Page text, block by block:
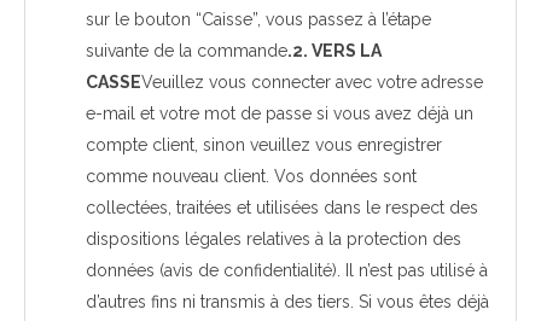
sur le bouton “Caisse”, vous passez à l’étape
suivante de la commande.2. VERS LA
CASSEVeuillez vous connecter avec votre adresse
e-mail et votre mot de passe si vous avez déjà un
compte client, sinon veuillez vous enregistrer
comme nouveau client. Vos données sont
collectées, traitées et utilisées dans le respect des
dispositions légales relatives à la protection des
données (avis de confidentialité). Il n’est pas utilisé à
d’autres fins ni transmis à des tiers. Si vous êtes déjà